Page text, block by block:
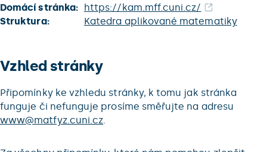
Domácí stránka: https://kam.mff.cuni.cz/
Struktura:
Katedra aplikované matematiky
Vzhled stránky
Připomínky ke vzhledu stránky, k tomu jak stránka
funguje či nefunguje prosíme směřujte na adresu
www@matfyz.cuni.cz.